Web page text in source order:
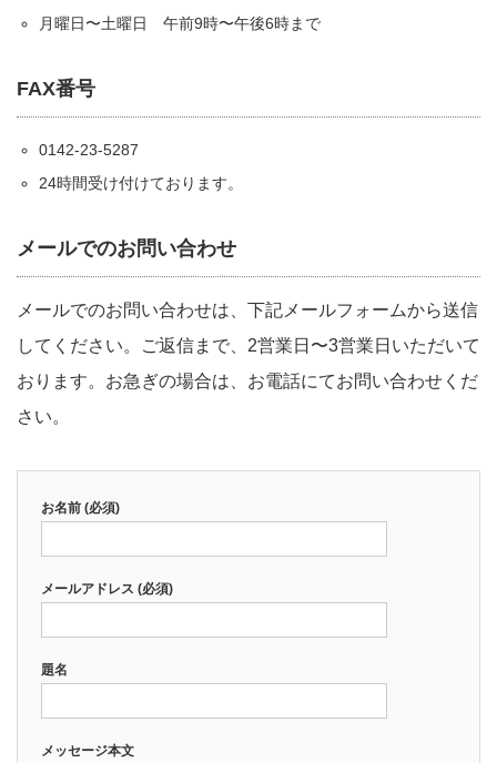
月曜日〜土曜日 午前9時〜午後6時まで
FAX番号
0142-23-5287
24時間受け付けております。
メールでのお問い合わせ
メールでのお問い合わせは、下記メールフォームから送信
してください。ご返信まで、2営業日〜3営業日いただいて
おります。お急ぎの場合は、お電話にてお問い合わせくだ
さい。
お名前 (必須)
メールアドレス (必須)
題名
メッセージ本文